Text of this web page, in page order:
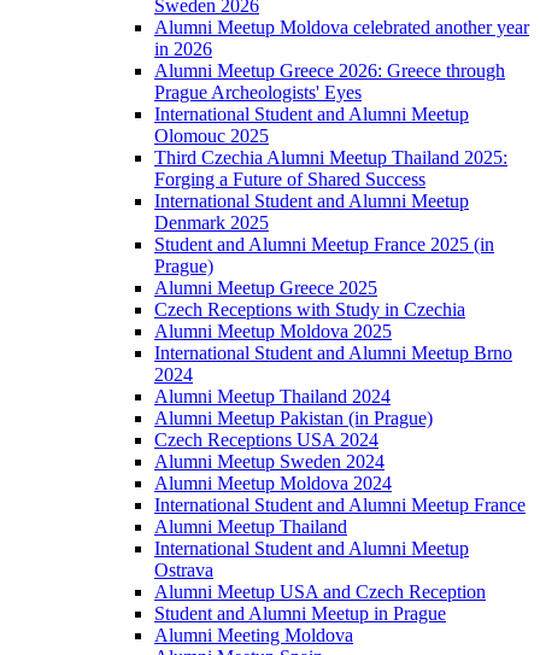
Sweden 2026
Alumni Meetup Moldova celebrated another year
in 2026
Alumni Meetup Greece 2026: Greece through
Prague Archeologists' Eyes
International Student and Alumni Meetup
Olomouc 2025
Third Czechia Alumni Meetup Thailand 2025:
Forging a Future of Shared Success
International Student and Alumni Meetup
Denmark 2025
Student and Alumni Meetup France 2025 (in
Prague)
Alumni Meetup Greece 2025
Czech Receptions with Study in Czechia
Alumni Meetup Moldova 2025
International Student and Alumni Meetup Brno
2024
Alumni Meetup Thailand 2024
Alumni Meetup Pakistan (in Prague)
Czech Receptions USA 2024
Alumni Meetup Sweden 2024
Alumni Meetup Moldova 2024
International Student and Alumni Meetup France
Alumni Meetup Thailand
International Student and Alumni Meetup
Ostrava
Alumni Meetup USA and Czech Reception
Student and Alumni Meetup in Prague
Alumni Meeting Moldova